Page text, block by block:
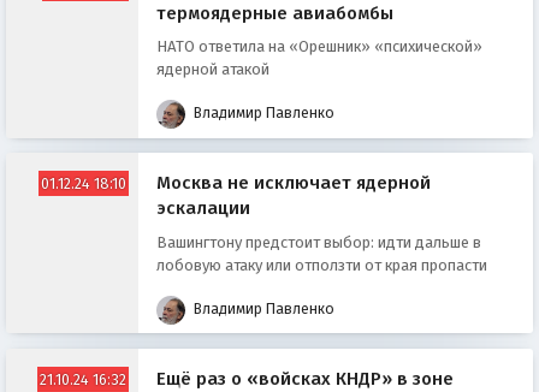
термоядерные авиабомбы
НАТО ответила на «Орешник» «психической»
ядерной атакой
Владимир Павленко
01.12.24 18:10
Москва не исключает ядерной
эскалации
Вашингтону предстоит выбор: идти дальше в
лобовую атаку или отползти от края пропасти
Владимир Павленко
21.10.24 16:32
Ещё раз о «войсках КНДР» в зоне